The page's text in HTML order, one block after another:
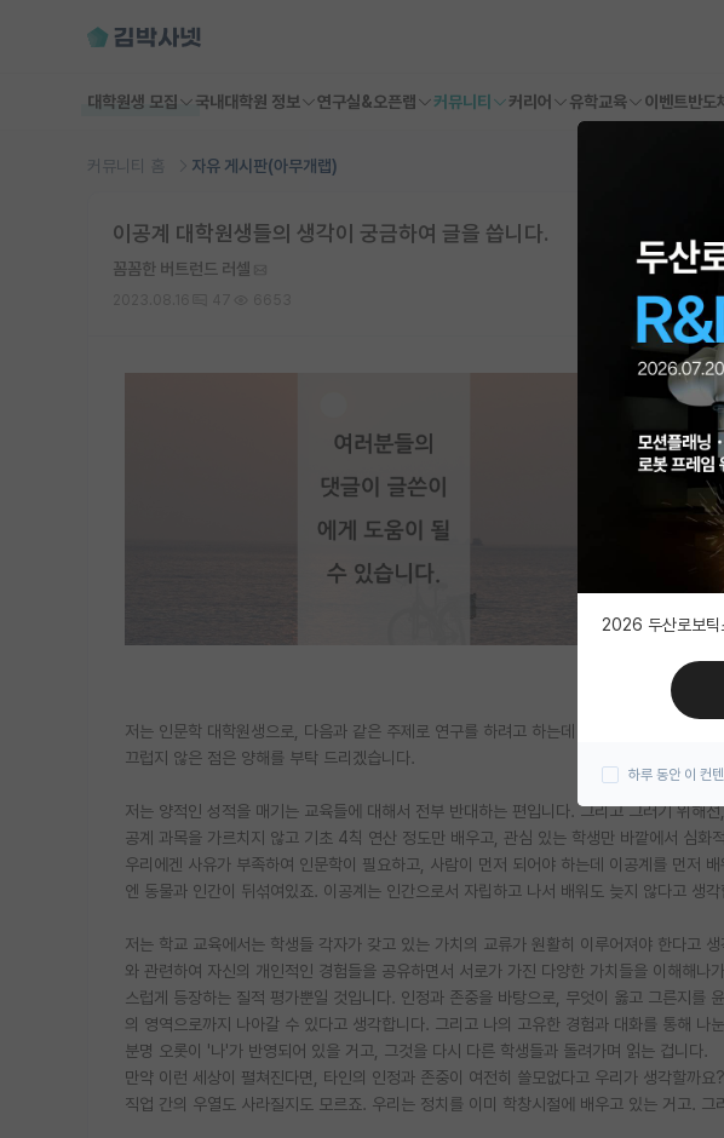
대학원생 모집 국내대학원 정보 연구실&오픈랩 커뮤니티 커리어 유학교육 이벤트반도
커뮤니티 홈 자유 게시판(아무개랩)
이공계 대학원생들의 생각이 궁금하여 글을 씁니다.
꼼꼼한 버트런드 러셀
저는 인문학 대학원생으로, 다음과 같은 주제로 연구를 하려고 하는데 이공계 대학원생들
끄럽지 않은 점은 양해를 부탁 드리겠습니다.
저는 양적인 성적을 매기는 교육들에 대해서 전부 반대하는 편입니다. 그리고 그러기 위해
공계 과목을 가르치지 않고 기초 4칙 연산 정도만 배우고, 관심 있는 학생만 바깥에서 심화
우리에겐 사유가 부족하여 인문학이 필요하고, 사람이 먼저 되어야 하는데 이공계를 먼저
엔 동물과 인간이 뒤섞여있죠. 이공계는 인간으로서 자립하고 나서 배워도 늦지 않다고 생각
저는 학교 교육에서는 학생들 각자가 갖고 있는 가치의 교류가 원활히 이루어져야 한다고
와 관련하여 자신의 개인적인 경험들을 공유하면서 서로가 가진 다양한 가치들을 이해해
스럽게 등장하는 질적 평가뿐일 것입니다. 인정과 존중을 바탕으로, 무엇이 옳고 그른지를
의 영역으로까지 나아갈 수 있다고 생각합니다. 그리고 나의 고유한 경험과 대화를 통해
분명 오롯이 '나'가 반영되어 있을 거고, 그것을 다시 다른 학생들과 돌려가며 읽는 겁니다.
만약 이런 세상이 펼쳐진다면, 타인의 인정과 존중이 여전히 쓸모없다고 우리가 생각할까
직업 간의 우열도 사라질지도 모르죠. 우리는 정치를 이미 학창시절에 배우고 있는 거고.
2026 두산로보
하루 동안 이 컨